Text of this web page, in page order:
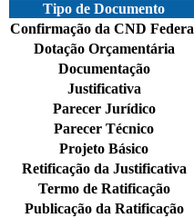
Tipo de Documento
Confirmação da CND
Dotação Orçamentária
Documentação
Justificativa
Parecer Jurídico
Parecer Técnico
Projeto Básico
Retificação da Justificativa
Termo de Ratificação
Publicação da Ratificação